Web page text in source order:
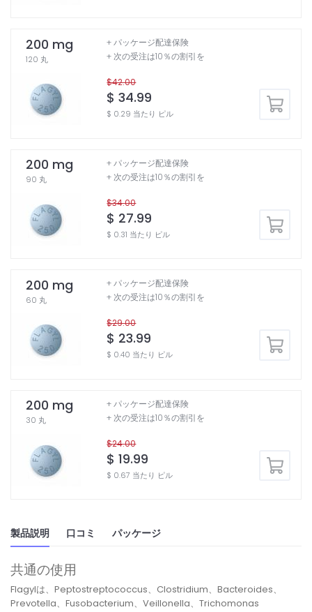
200 mg
120 丸
$42.00
$ 34.99
$ 0.29 当たり ピル
+ パッケージ配達保険
+ 次の受注は10％の割引を
200 mg
90 丸
$34.00
$ 27.99
$ 0.31 当たり ピル
+ パッケージ配達保険
+ 次の受注は10％の割引を
200 mg
60 丸
$29.00
$ 23.99
$ 0.40 当たり ピル
+ パッケージ配達保険
+ 次の受注は10％の割引を
200 mg
30 丸
$24.00
$ 19.99
$ 0.67 当たり ピル
+ パッケージ配達保険
+ 次の受注は10％の割引を
製品説明 口コミ パッケージ
共通の使用
Flagylは、Peptostreptococcus、Clostridium、Bacteroides、
Prevotella、Fusobacterium、Veillonella、Trichomonas